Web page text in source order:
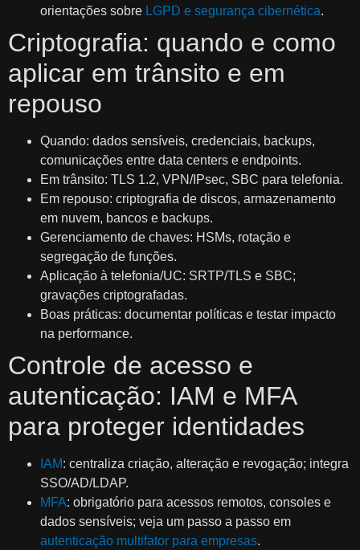
orientações sobre LGPD e segurança cibernética.
Criptografia: quando e como
aplicar em trânsito e em
repouso
Quando: dados sensíveis, credenciais, backups,
comunicações entre data centers e endpoints.
Em trânsito: TLS 1.2, VPN/IPsec, SBC para telefonia.
Em repouso: criptografia de discos, armazenamento
em nuvem, bancos e backups.
Gerenciamento de chaves: HSMs, rotação e
segregação de funções.
Aplicação à telefonia/UC: SRTP/TLS e SBC;
gravações criptografadas.
Boas práticas: documentar políticas e testar impacto
na performance.
Controle de acesso e
autenticação: IAM e MFA
para proteger identidades
IAM: centraliza criação, alteração e revogação; integra
SSO/AD/LDAP.
MFA: obrigatório para acessos remotos, consoles e
dados sensíveis; veja um passo a passo em
autenticação multifator para empresas.